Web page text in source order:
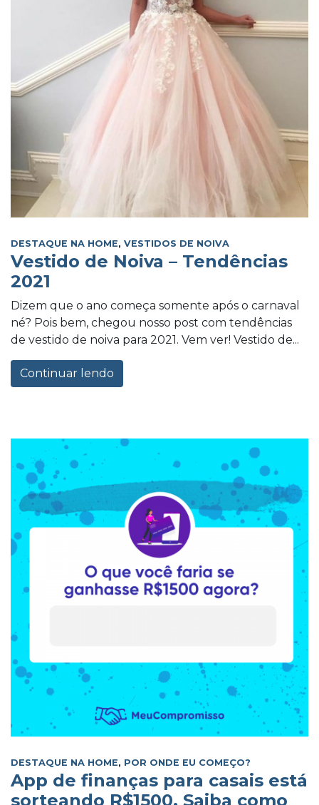
DESTAQUE NA HOME, VESTIDOS DE NOIVA
Vestido de Noiva – Tendências
2021
Dizem que o ano começa somente após o carnaval
né? Pois bem, chegou nosso post com tendências
de vestido de noiva para 2021. Vem ver! Vestido de...
Continuar lendo
DESTAQUE NA HOME, POR ONDE EU COMEÇO?
App de finanças para casais está
sorteando R$1500. Saiba como